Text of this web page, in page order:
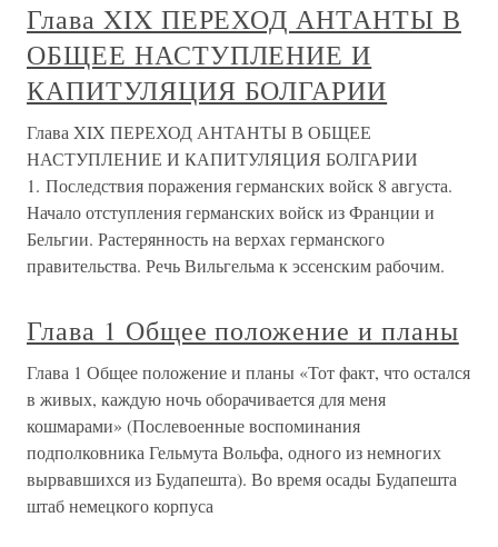
Глава XIX ПЕРЕХОД АНТАНТЫ В
ОБЩЕЕ НАСТУПЛЕНИЕ И
КАПИТУЛЯЦИЯ БОЛГАРИИ
Глава XIX ПЕРЕХОД АНТАНТЫ В ОБЩЕЕ
НАСТУПЛЕНИЕ И КАПИТУЛЯЦИЯ БОЛГАРИИ
1. Последствия поражения германских войск 8 августа.
Начало отступления германских войск из Франции и
Бельгии. Растерянность на верхах германского
правительства. Речь Вильгельма к эссенским рабочим.
Глава 1 Общее положение и планы
Глава 1 Общее положение и планы «Тот факт, что остался
в живых, каждую ночь оборачивается для меня
кошмарами» (Послевоенные воспоминания
подполковника Гельмута Вольфа, одного из немногих
вырвавшихся из Будапешта). Во время осады Будапешта
штаб немецкого корпуса